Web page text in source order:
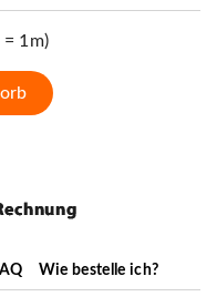
1m)
Wie bestelle ich?